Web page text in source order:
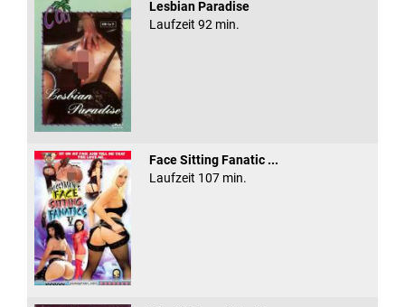
Lesbian Paradise
Laufzeit 92 min.
Face Sitting Fanatic ...
Laufzeit 107 min.